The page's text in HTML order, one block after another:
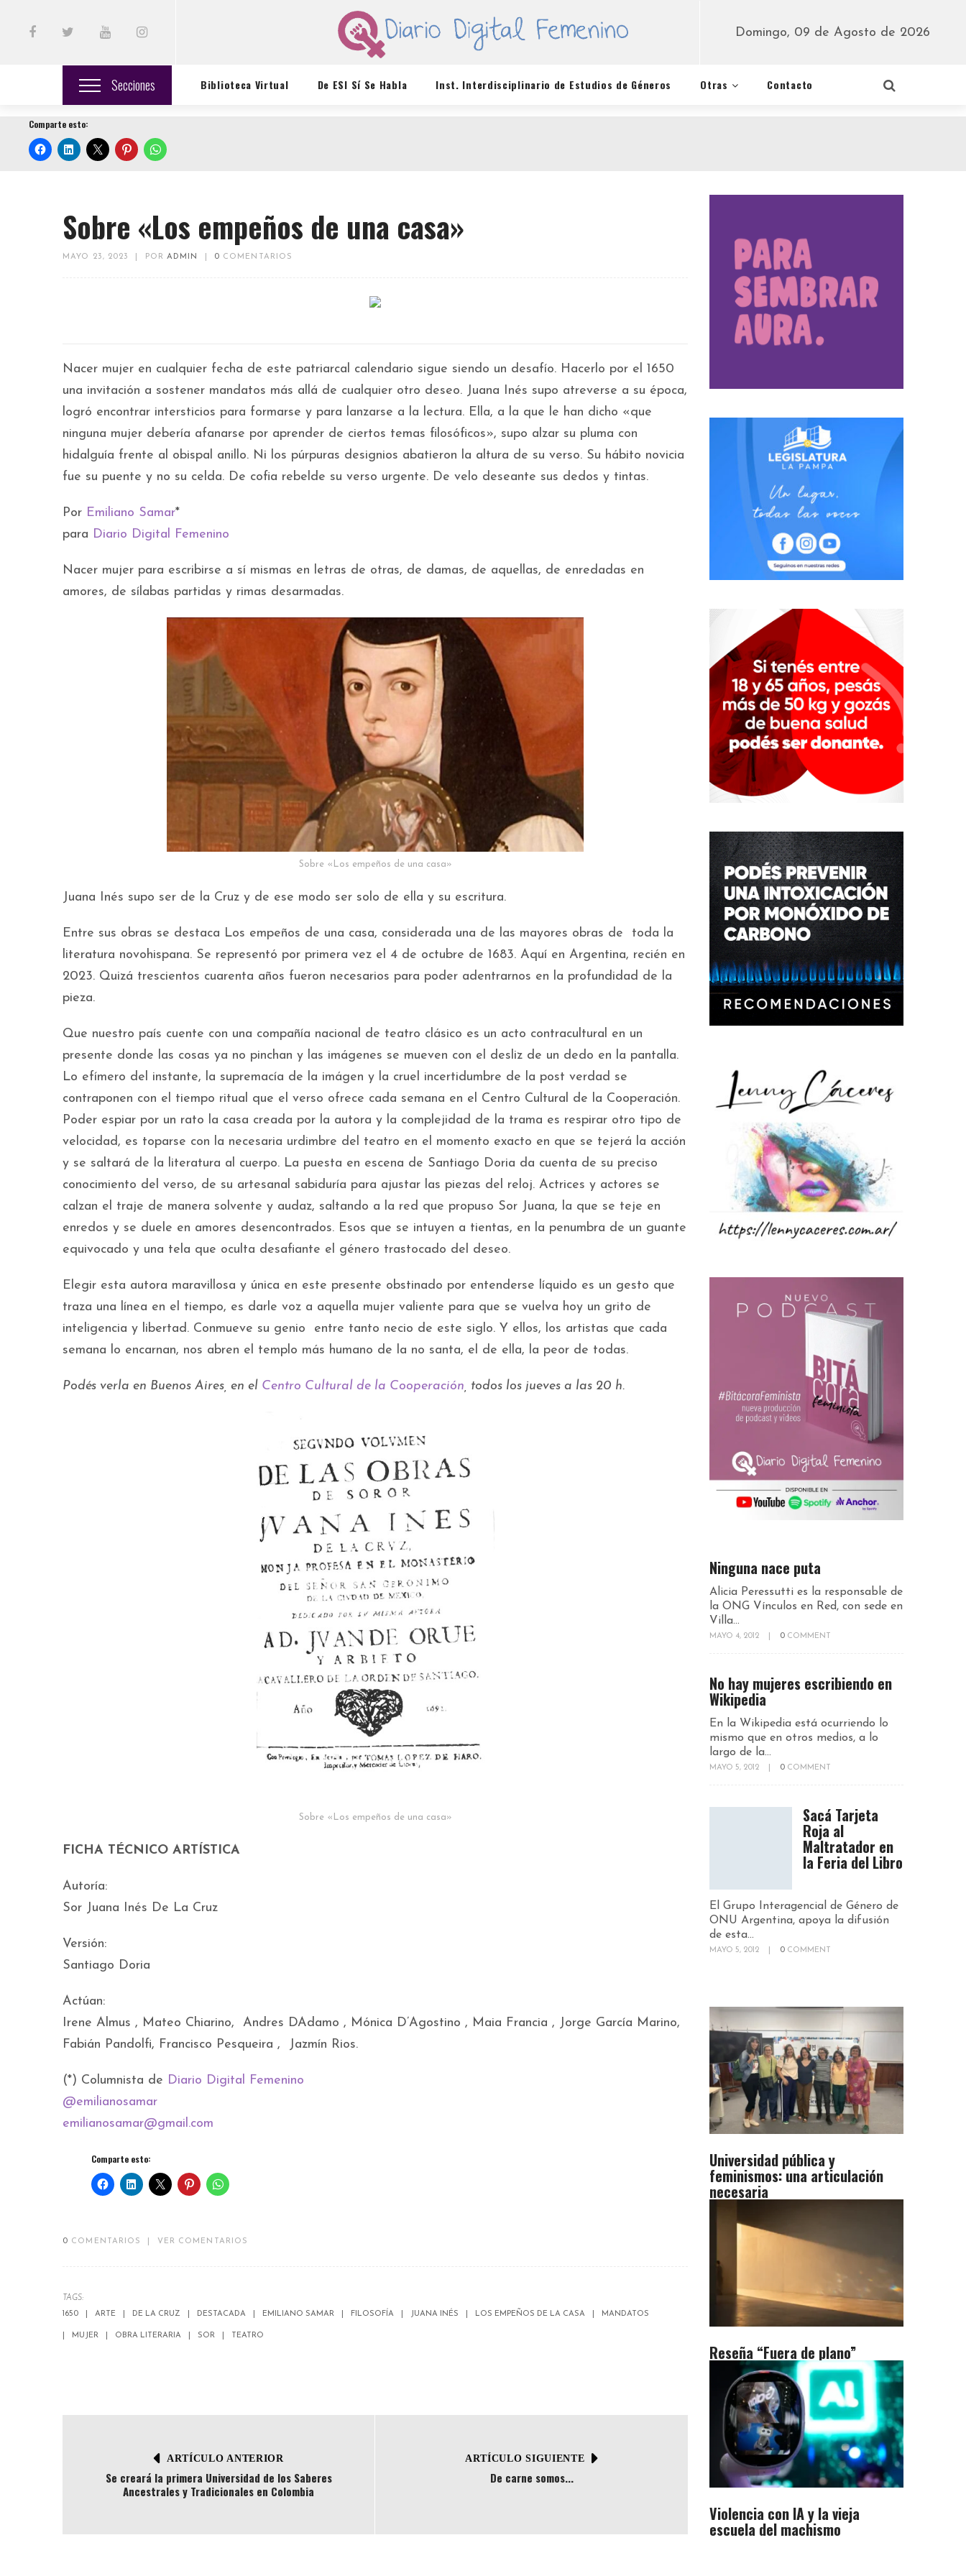
Domingo, 09 de Agosto de 2026
Secciones Biblioteca Virtual De ESI Sí Se Habla Inst. Interdisciplinario de Estudios de Géneros Otras Contacto
Comparte esto:
Sobre «Los empeños de una casa»
MAYO 23, 2023 PORADMIN 0 COMENTARIOS
Nacer mujer en cualquier fecha de este patriarcal calendario sigue siendo un desafío. Hacerlo por el 1650
una invitación a sostener mandatos más allá de cualquier otro deseo. Juana Inés supo atreverse a su época,
logró encontrar intersticios para formarse y para lanzarse a la lectura. Ella, a la que le han dicho «que
ninguna mujer debería afanarse por aprender de ciertos temas filosóficos», supo alzar su pluma con
hidalguía frente al obispal anillo. Ni los púrpuras designios abatieron la altura de su verso. Su hábito novicia
fue su puente y no su celda. De cofia rebelde su verso urgente. De velo deseante sus dedos y tintas.
Por Emiliano Samar*
para Diario Digital Femenino
Nacer mujer para escribirse a sí mismas en letras de otras, de damas, de aquellas, de enredadas en
amores, de sílabas partidas y rimas desarmadas.
Sobre «Los empeños de una casa»
Juana Inés supo ser de la Cruz y de ese modo ser solo de ella y su escritura.
Entre sus obras se destaca Los empeños de una casa, considerada una de las mayores obras de toda la
literatura novohispana. Se representó por primera vez el 4 de octubre de 1683. Aquí en Argentina, recién en
2023. Quizá trescientos cuarenta años fueron necesarios para poder adentrarnos en la profundidad de la
pieza.
Que nuestro país cuente con una compañía nacional de teatro clásico es un acto contracultural en un
presente donde las cosas ya no pinchan y las imágenes se mueven con el desliz de un dedo en la pantalla.
Lo efímero del instante, la supremacía de la imágen y la cruel incertidumbre de la post verdad se
contraponen con el tiempo ritual que el verso ofrece cada semana en el Centro Cultural de la Cooperación.
Poder espiar por un rato la casa creada por la autora y la complejidad de la trama es respirar otro tipo de
velocidad, es toparse con la necesaria urdimbre del teatro en el momento exacto en que se tejerá la acción
y se saltará de la literatura al cuerpo. La puesta en escena de Santiago Doria da cuenta de su preciso
conocimiento del verso, de su artesanal sabiduría para ajustar las piezas del reloj. Actrices y actores se
calzan el traje de manera solvente y audaz, saltando a la red que propuso Sor Juana, la que se teje en
enredos y se duele en amores desencontrados. Esos que se intuyen a tientas, en la penumbra de un guante
equivocado y una tela que oculta desafiante el género trastocado del deseo.
Elegir esta autora maravillosa y única en este presente obstinado por entenderse líquido es un gesto que
traza una línea en el tiempo, es darle voz a aquella mujer valiente para que se vuelva hoy un grito de
inteligencia y libertad. Conmueve su genio entre tanto necio de este siglo. Y ellos, los artistas que cada
semana lo encarnan, nos abren el templo más humano de la no santa, el de ella, la peor de todas.
Podés verla en Buenos Aires, en el Centro Cultural de la Cooperación , todos los jueves a las 20 h.
Sobre «Los empeños de una casa»
FICHA TÉCNICO ARTÍSTICA
Autoría:
Sor Juana Inés De La Cruz
Versión:
Santiago Doria
Actúan:
Irene Almus , Mateo Chiarino, Andres DAdamo , Mónica D’Agostino , Maia Francia , Jorge García Marino,
Fabián Pandolfi, Francisco Pesqueira , Jazmín Rios.
(*) Columnista de Diario Digital Femenino
@emilianosamar
emilianosamar@gmail.com
Comparte esto:
0 COMENTARIOS VER COMENTARIOS
TAGS:
1650
ARTE DE LA CRUZ DESTACADA EMILIANO SAMAR FILOSOFÍA JUANA INÉS LOS EMPEÑOS DE LA CASA MANDATOS
MUJER OBRA LITERARIA SOR TEATRO
ARTÍCULO ANTERIOR
Se creará la primera Universidad de los Saberes
Ancestrales y Tradicionales en Colombia
ARTÍCULO SIGUIENTE
De carne somos...
Ninguna nace puta
Alicia Peressutti es la responsable de
la ONG Vínculos en Red, con sede en
Villa...
MAYO 4, 2012 0 COMMENT
No hay mujeres escribiendo en
Wikipedia
En la Wikipedia está ocurriendo lo
mismo que en otros medios, a lo
largo de la...
MAYO 5, 2012 0 COMMENT
Sacá Tarjeta
Roja al
Maltratador en
la Feria del Libro
El Grupo Interagencial de Género de
ONU Argentina, apoya la difusión
de esta...
MAYO 5, 2012 0 COMMENT
Universidad pública y
feminismos: una articulación
necesaria
Reseña “Fuera de plano”
Violencia con IA y la vieja
escuela del machismo